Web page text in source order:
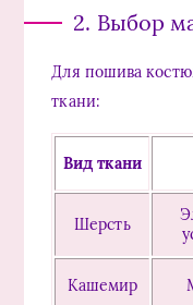
2. Выбор
Для пошива
ткани:
Вид ткани
Шерсть
Кашемир